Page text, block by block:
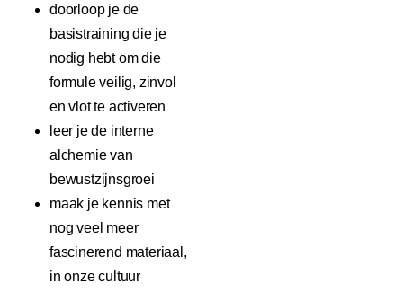
doorloop je de
basistraining die je
nodig hebt om die
formule veilig, zinvol
en vlot te activeren
leer je de interne
alchemie van
bewustzijnsgroei
maak je kennis met
nog veel meer
fascinerend materiaal,
in onze cultuur